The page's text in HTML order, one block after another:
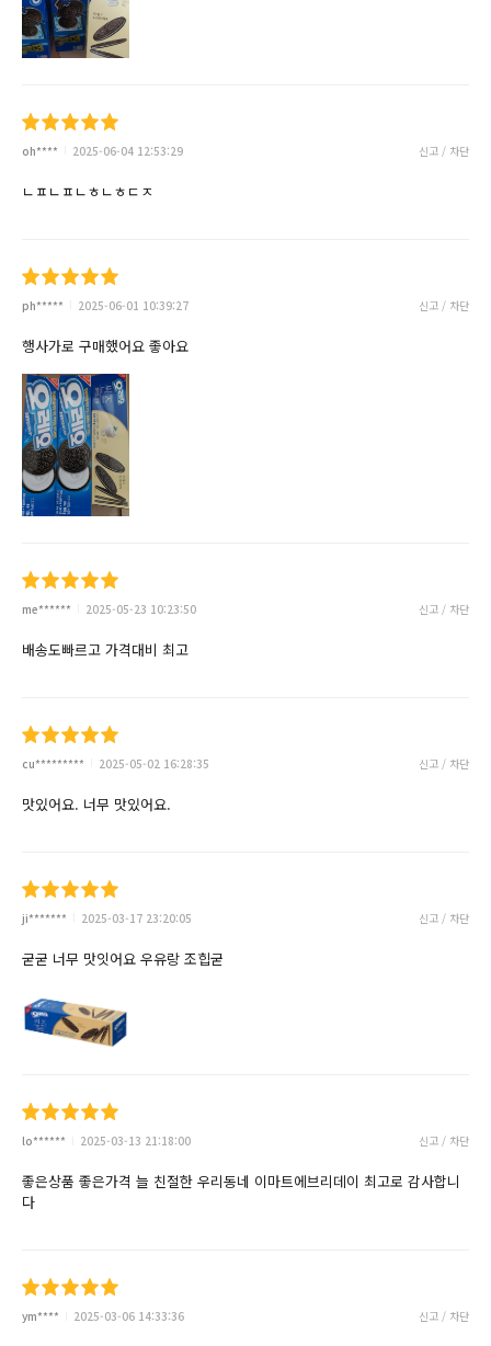
oh**** 2025-06-04 12:53:29 신고 / 차단
ㄴㅍㄴㅍㄴㅎㄴㅎㄷㅈ
ph***** 2025-06-01 10:39:27 신고 / 차단
행사가로 구매했어요 좋아요
me****** 2025-05-23 10:23:50 신고 / 차단
배송도빠르고 가격대비 최고
cu********* 2025-05-02 16:28:35 신고 / 차단
맛있어요. 너무 맛있어요.
ji******* 2025-03-17 23:20:05 신고 / 차단
굳굳 너무 맛잇어요 우유랑 조힙굳
lo****** 2025-03-13 21:18:00 신고 / 차단
좋은상품 좋은가격 늘 친절한 우리동네 이마트에브리데이 최고로 감사합니
다
ym**** 2025-03-06 14:33:36 신고 / 차단